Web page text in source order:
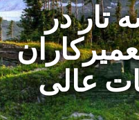
تار در
عالی